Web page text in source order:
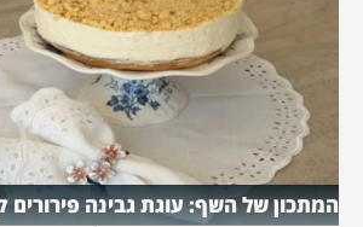
המתכון של השף: עוגת גבינה פירורים